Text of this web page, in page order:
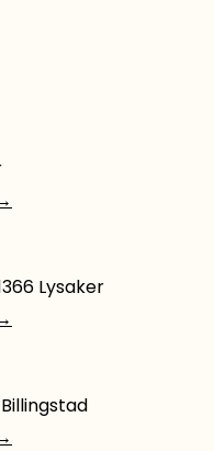
Lysaker